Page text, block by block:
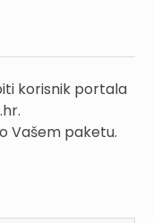
korisnik portala
Vašem paketu.